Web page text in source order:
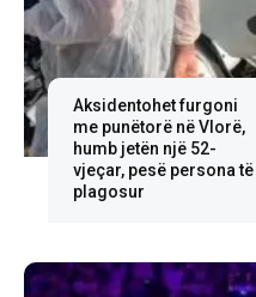
Aksidentohet furgoni
me punëtorë në Vlorë,
humb jetën një 52-
vjeçar, pesë persona të
plagosur